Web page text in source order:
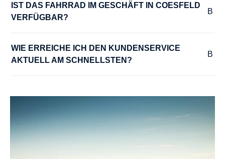
IST DAS FAHRRAD IM GESCHÄFT IN COESFELD
VERFÜGBAR?
WIE ERREICHE ICH DEN KUNDENSERVICE
AKTUELL AM SCHNELLSTEN?